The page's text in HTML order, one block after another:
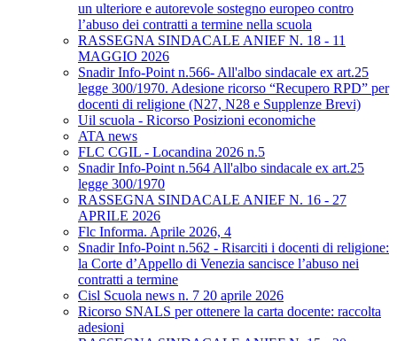
un ulteriore e autorevole sostegno europeo contro
l’abuso dei contratti a termine nella scuola
RASSEGNA SINDACALE ANIEF N. 18 - 11
MAGGIO 2026
Snadir Info-Point n.566- All'albo sindacale ex art.25
legge 300/1970. Adesione ricorso “Recupero RPD” per
docenti di religione (N27, N28 e Supplenze Brevi)
Uil scuola - Ricorso Posizioni economiche
ATA news
FLC CGIL - Locandina 2026 n.5
Snadir Info-Point n.564 All'albo sindacale ex art.25
legge 300/1970
RASSEGNA SINDACALE ANIEF N. 16 - 27
APRILE 2026
Flc Informa. Aprile 2026, 4
Snadir Info-Point n.562 - Risarciti i docenti di religione:
la Corte d’Appello di Venezia sancisce l’abuso nei
contratti a termine
Cisl Scuola news n. 7 20 aprile 2026
Ricorso SNALS per ottenere la carta docente: raccolta
adesioni